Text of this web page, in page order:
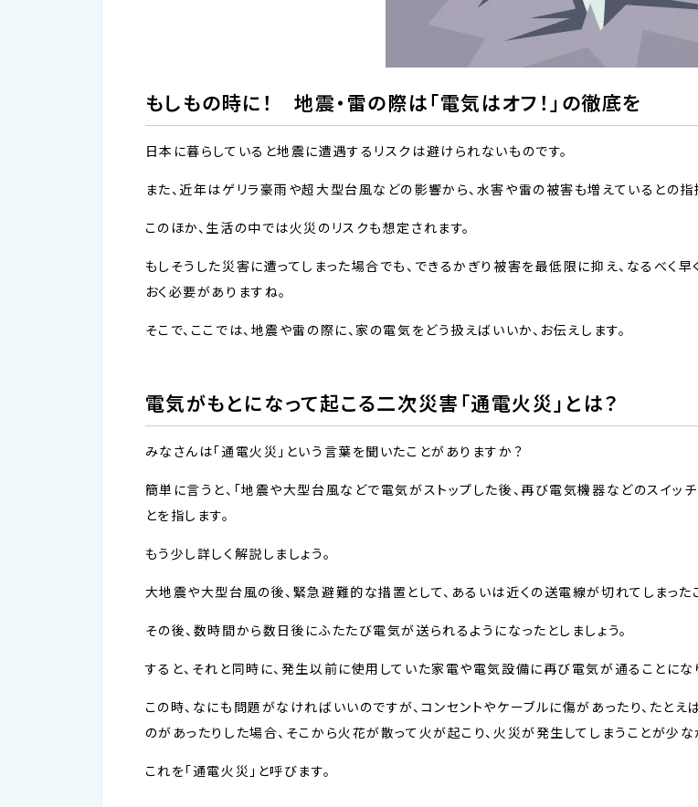
もしもの時に！ 地震・雷の際は「電気はオフ！」の徹底を
日本に暮らしていると地震に遭遇するリスクは避けられないものです。
また、近年はゲリラ豪雨や超大型台風などの影響から、水害や雷の被害も増えているとの指
このほか、生活の中では火災のリスクも想定されます。
もしそうした災害に遭ってしまった場合でも、できるかぎり被害を最低限に抑え、なるべく
おく必要がありますね。
そこで、ここでは、地震や雷の際に、家の電気をどう扱えばいいか、お伝えします。
電気がもとになって起こる二次災害「通電火災」とは？
みなさんは「通電火災」という言葉を聞いたことがありますか？
簡単に言うと、「地震や大型台風などで電気がストップした後、再び電気機器などのスイッ
とを指します。
もう少し詳しく解説しましょう。
大地震や大型台風の後、緊急避難的な措置として、あるいは近くの送電線が切れてしまった
その後、数時間から数日後にふたたび電気が送られるようになったとしましょう。
すると、それと同時に、発生以前に使用していた家電や電気設備に再び電気が通ることにな
この時、なにも問題がなければいいのですが、コンセントやケーブルに傷があったり、たと
のがあったりした場合、そこから火花が散って火が起こり、火災が発生してしまうことが少な
これを「通電火災」と呼びます。